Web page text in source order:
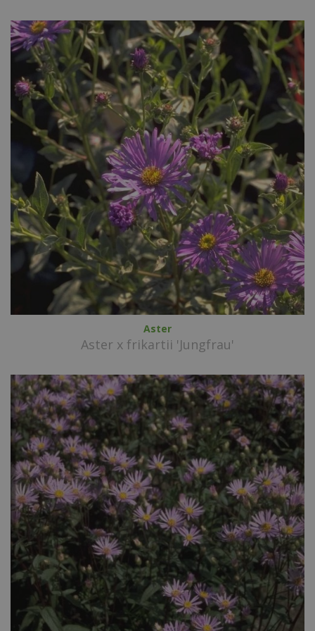
Aster
Aster x frikartii 'Jungfrau'